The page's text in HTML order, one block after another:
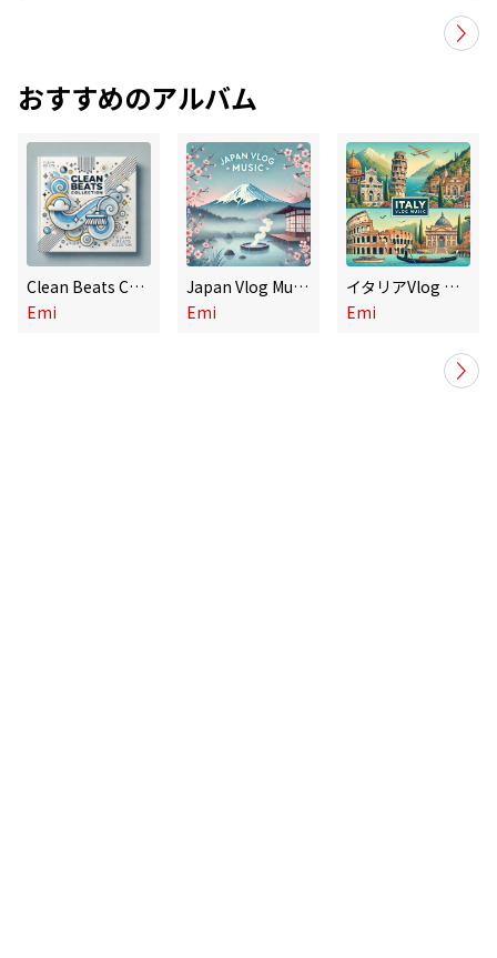
おすすめのアルバム
Clean Beats Collection
Emi
Japan Vlog Music
Emi
イタリアVlog Music
Emi